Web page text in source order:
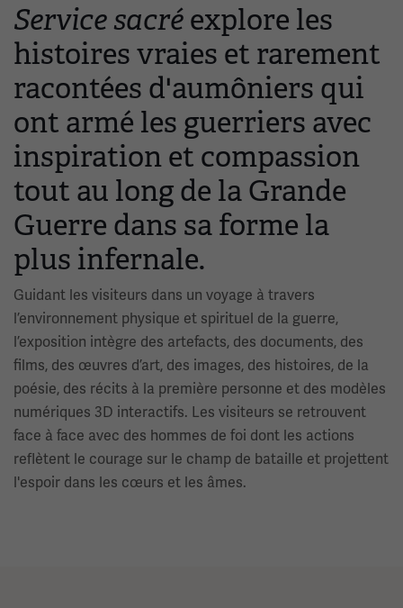
Service sacré explore les
histoires vraies et rarement
racontées d'aumôniers qui
ont armé les guerriers avec
inspiration et compassion
tout au long de la Grande
Guerre dans sa forme la
plus infernale.
Guidant les visiteurs dans un voyage à travers
l’environnement physique et spirituel de la guerre,
l’exposition intègre des artefacts, des documents, des
films, des œuvres d’art, des images, des histoires, de la
poésie, des récits à la première personne et des modèles
numériques 3D interactifs. Les visiteurs se retrouvent
face à face avec des hommes de foi dont les actions
reflètent le courage sur le champ de bataille et projettent
l'espoir dans les cœurs et les âmes.